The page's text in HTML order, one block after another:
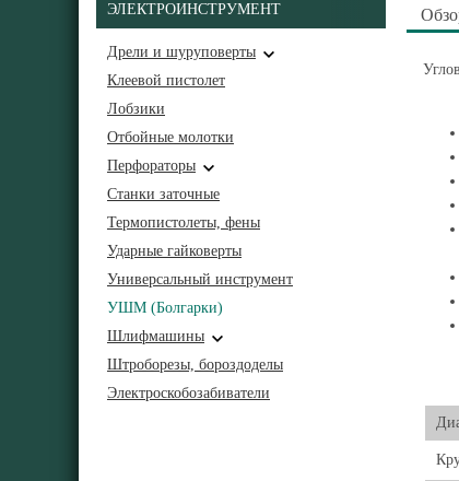
ЭЛЕКТРОИНСТРУМЕНТ
Дрели и шуруповерты
Клеевой пистолет
Лобзики
Отбойные молотки
Перфораторы
Станки заточные
Термопистолеты, фены
Ударные гайковерты
Универсальный инструмент
УШМ (Болгарки)
Шлифмашины
Штроборезы, бороздоделы
Электроскобозабиватели